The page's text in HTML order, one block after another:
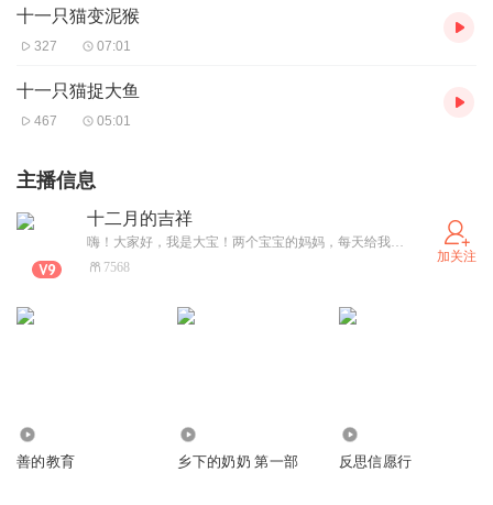
十一只猫变泥猴
327 07:01
十一只猫捉大鱼
467 05:01
主播信息
十二月的吉祥
嗨！大家好，我是大宝！两个宝宝的妈妈，每天给我家的两个宝贝读绘本，希望你也能喜欢我、喜欢我读给你们的绘本哟！“大宝带你读绘本”，等着你来哦！
7568
加关注
善的教育 乡下的奶奶 第一部 反思信愿行